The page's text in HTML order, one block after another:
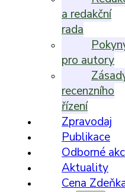
a redakční
rada
pro autory
recenzního
řízení
Zpravodaj
Publikace
Odborné
Aktuality
Cena